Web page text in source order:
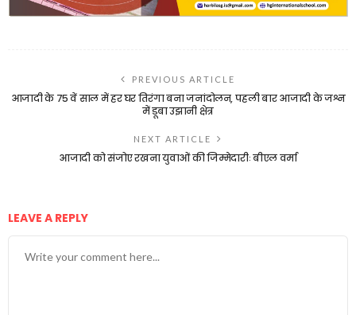
PREVIOUS ARTICLE
आजादी के 75 वें साल में हर घर तिरंगा बना जनांदोलन, पहली बार आजादी के जश्न
में डूबा उझानी क्षेत्र
NEXT ARTICLE
आजादी को संजोए रखना युवाओं की जिम्मेदारीः बीएल वर्मा
LEAVE A REPLY